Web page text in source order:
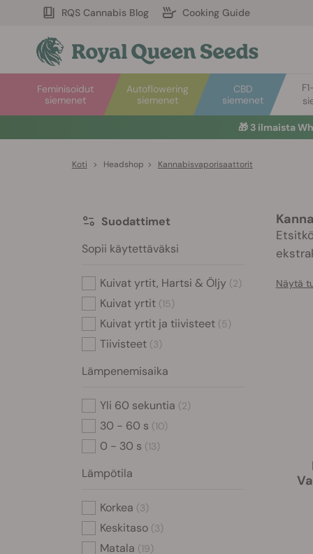
RQS Cannabis Blog Cooking Guide
Autoflowering
siemenet
Feminisoidut
siemenet
CBD
siemenet
🎁 3 ilmaista
Koti > Headshop > Kannabisvaporisaattorit
Näytä
Suodattimet
Sopii käytettäväksi
Kuivat yrtit, Hartsi & Öljy (2)
Kuivat yrtit (15)
Kuivat yrtit ja tiivisteet (5)
Tiivisteet (3)
Lämpenemisaika
Yli 60 sekuntia (2)
30 - 60 s (10)
0 - 30 s (13)
Lämpötila
Korkea (3)
Keskitaso (3)
Matala (19)